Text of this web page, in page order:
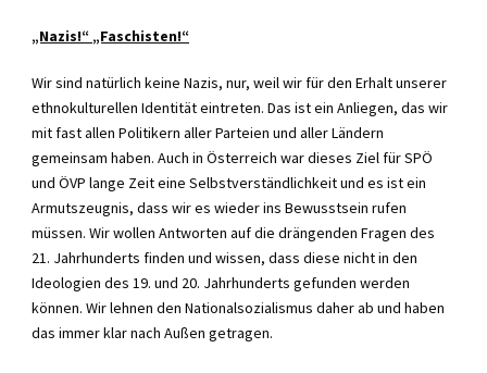
„Nazis!“ „Faschisten!“
Wir sind natürlich keine Nazis, nur, weil wir für den Erhalt unserer
ethnokulturellen Identität eintreten. Das ist ein Anliegen, das wir
mit fast allen Politikern aller Parteien und aller Ländern
gemeinsam haben. Auch in Österreich war dieses Ziel für SPÖ
und ÖVP lange Zeit eine Selbstverständlichkeit und es ist ein
Armutszeugnis, dass wir es wieder ins Bewusstsein rufen
müssen. Wir wollen Antworten auf die drängenden Fragen des
21. Jahrhunderts finden und wissen, dass diese nicht in den
Ideologien des 19. und 20. Jahrhunderts gefunden werden
können. Wir lehnen den Nationalsozialismus daher ab und haben
das immer klar nach Außen getragen.